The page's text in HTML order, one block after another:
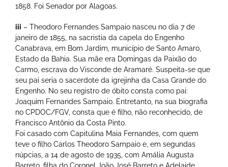
1858. Foi Senador por Alagoas.
iii – Theodoro Fernandes Sampaio nasceu no dia 7 de
janeiro de 1855, na sacristia da capela do Engenho
Canabrava, em Bom Jardim, município de Santo Amaro,
Estado da Bahia. Sua mãe era Domingas da Paixão do
Carmo, escrava do Visconde de Aramaré. Suspeita-se que
seu pai seria o sacerdote da igrejinha da Casa Grande do
Engenho. No seu registro de óbito consta como pai:
Joaquim Fernandes Sampaio. Entretanto, na sua biografia
no CPDOC/FGV, consta que é filho, não reconhecido, de
Francisco Antônio da Costa Pinto.
Foi casado com Capitulina Maia Fernandes, com quem
teve o filho Carlos Theodoro Sampaio e, em segundas
núpcias, a 14 de agosto de 1935, com Amália Augusta
Barreto, filha do Coronel João José Barreto e Adelaide